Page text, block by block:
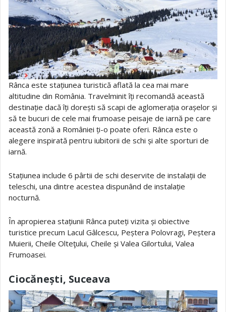
Rânca este stațiunea turistică aflată la cea mai mare
altitudine din România. Travelminit îți recomandă această
destinație dacă îți dorești să scapi de aglomerația orașelor și
să te bucuri de cele mai frumoase peisaje de iarnă pe care
această zonă a României ți-o poate oferi. Rânca este o
alegere inspirată pentru iubitorii de schi și alte sporturi de
iarnă.
Stațiunea include 6 pârtii de schi deservite de instalații de
teleschi, una dintre acestea dispunând de instalație
nocturnă.
În apropierea stațiunii Rânca puteți vizita și obiective
turistice precum Lacul Gâlcescu, Peștera Polovragi, Peștera
Muierii, Cheile Olteţului, Cheile și Valea Gilortului, Valea
Frumoasei.
Ciocănești, Suceava